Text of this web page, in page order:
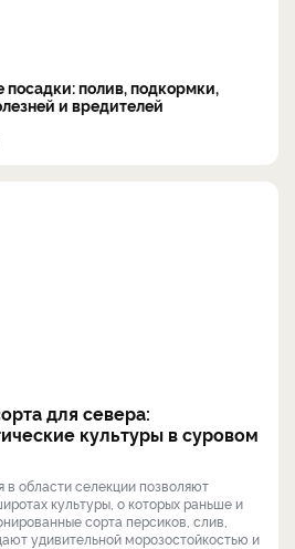
посадки: полив, подкормки,
и вредителей
для севера:
культуры в суровом
области селекции позволяют
культуры, о которых раньше и
сорта персиков, слив,
удивительной морозостойкостью и